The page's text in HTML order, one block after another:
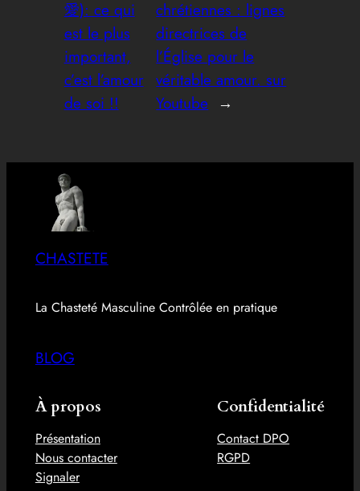
愛): ce qui
est le plus
important,
c’est l’amour
de soi !!
chrétiennes : lignes
directrices de
l’Église pour le
véritable amour. sur
Youtube →
CHASTETE
La Chasteté Masculine Contrôlée en pratique
BLOG
À propos
Présentation
Nous contacter
Signaler
Confidentialité
Contact DPO
RGPD